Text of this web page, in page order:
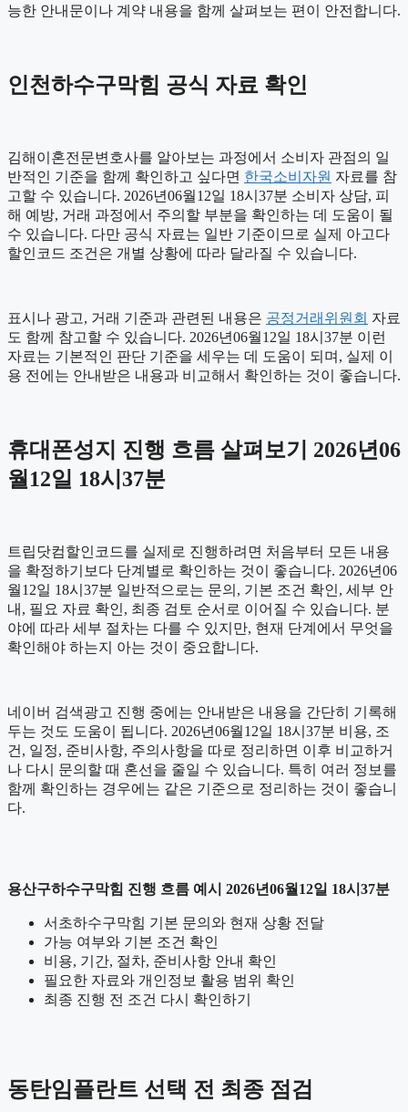
능한 안내문이나 계약 내용을 함께 살펴보는 편이 안전합니다.
인천하수구막힘 공식 자료 확인
김해이혼전문변호사를 알아보는 과정에서 소비자 관점의 일
반적인 기준을 함께 확인하고 싶다면 한국소비자원 자료를 참
고할 수 있습니다. 2026년06월12일 18시37분 소비자 상담, 피
해 예방, 거래 과정에서 주의할 부분을 확인하는 데 도움이 될
수 있습니다. 다만 공식 자료는 일반 기준이므로 실제 아고다
할인코드 조건은 개별 상황에 따라 달라질 수 있습니다.
표시나 광고, 거래 기준과 관련된 내용은 공정거래위원회 자료
도 함께 참고할 수 있습니다. 2026년06월12일 18시37분 이런
자료는 기본적인 판단 기준을 세우는 데 도움이 되며, 실제 이
용 전에는 안내받은 내용과 비교해서 확인하는 것이 좋습니다.
휴대폰성지 진행 흐름 살펴보기 2026년06
월12일 18시37분
트립닷컴할인코드를 실제로 진행하려면 처음부터 모든 내용
을 확정하기보다 단계별로 확인하는 것이 좋습니다. 2026년06
월12일 18시37분 일반적으로는 문의, 기본 조건 확인, 세부 안
내, 필요 자료 확인, 최종 검토 순서로 이어질 수 있습니다. 분
야에 따라 세부 절차는 다를 수 있지만, 현재 단계에서 무엇을
확인해야 하는지 아는 것이 중요합니다.
네이버 검색광고 진행 중에는 안내받은 내용을 간단히 기록해
두는 것도 도움이 됩니다. 2026년06월12일 18시37분 비용, 조
건, 일정, 준비사항, 주의사항을 따로 정리하면 이후 비교하거
나 다시 문의할 때 혼선을 줄일 수 있습니다. 특히 여러 정보를
함께 확인하는 경우에는 같은 기준으로 정리하는 것이 좋습니
다.
용산구하수구막힘 진행 흐름 예시 2026년06월12일 18시37분
서초하수구막힘 기본 문의와 현재 상황 전달
가능 여부와 기본 조건 확인
비용, 기간, 절차, 준비사항 안내 확인
필요한 자료와 개인정보 활용 범위 확인
최종 진행 전 조건 다시 확인하기
동탄임플란트 선택 전 최종 점검